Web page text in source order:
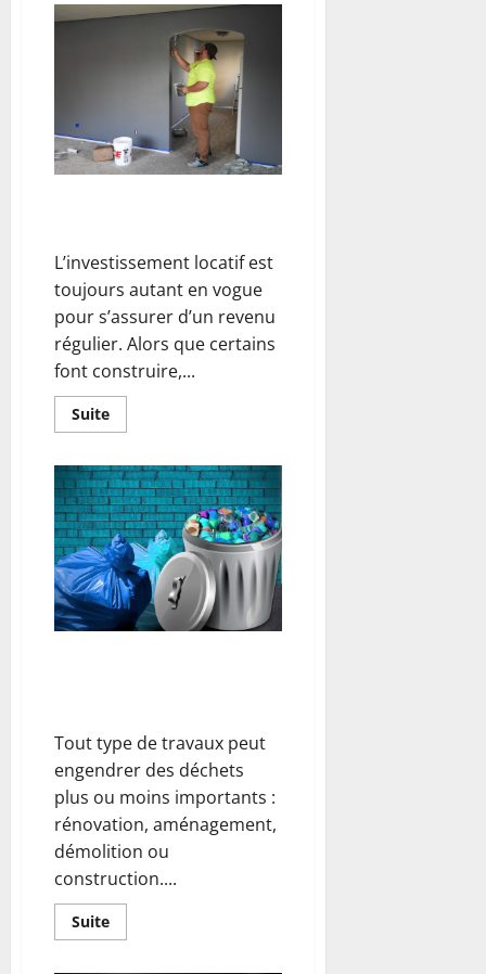
Comment
plafonnier
réussi
?
L’investissement locatif est
toujours autant en vogue
pour s’assurer d’un revenu
régulier. Alors que certains
font construire,...
SuiteEn
savoir
La
rénovation
du
logement
avant
la
mise
en
location
Tout type de travaux peut
engendrer des déchets
plus ou moins importants :
rénovation, aménagement,
démolition ou
construction....
SuiteEn
savoir